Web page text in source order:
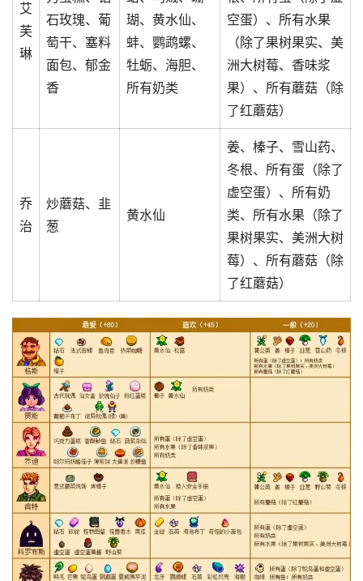
艾
芙
琳
石玫瑰、葡
萄干、塞料
面包、郁金
香
瑚、黄水仙、
蚌、鹦鹉螺、
牡蛎、海胆、
所有奶类
空蛋）、所有水果
（除了果树果实、美
洲大树莓、香味浆
果）、所有蘑菇（除
了红蘑菇）
乔
治
炒蘑菇、韭
葱
黄水仙
姜、榛子、雪山药、
冬根、所有蛋（除了
虚空蛋）、所有奶
类、所有水果（除了
果树果实、美洲大树
莓）、所有蘑菇（除
了红蘑菇）